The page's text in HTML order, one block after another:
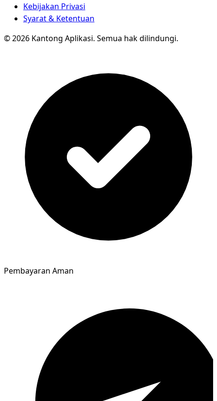
Kebijakan Privasi
Syarat & Ketentuan
© 2026 Kantong Aplikasi. Semua hak dilindungi.
Pembayaran Aman